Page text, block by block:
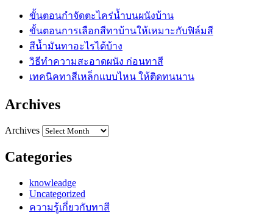
ขั้นตอนกำจัดตะไคร่น้ำบนผนังบ้าน
ขั้นตอนการเลือกสีทาบ้านให้เหมาะกับฟิล์มสี
สีน้ำมันทาอะไรได้บ้าง
วิธีทำความสะอาดผนัง ก่อนทาสี
เทคนิคทาสีเหล็กแบบไหน ให้ติดทนนาน
Archives
Archives
Categories
knowleadge
Uncategorized
ความรู้เกี่ยวกับทาสี